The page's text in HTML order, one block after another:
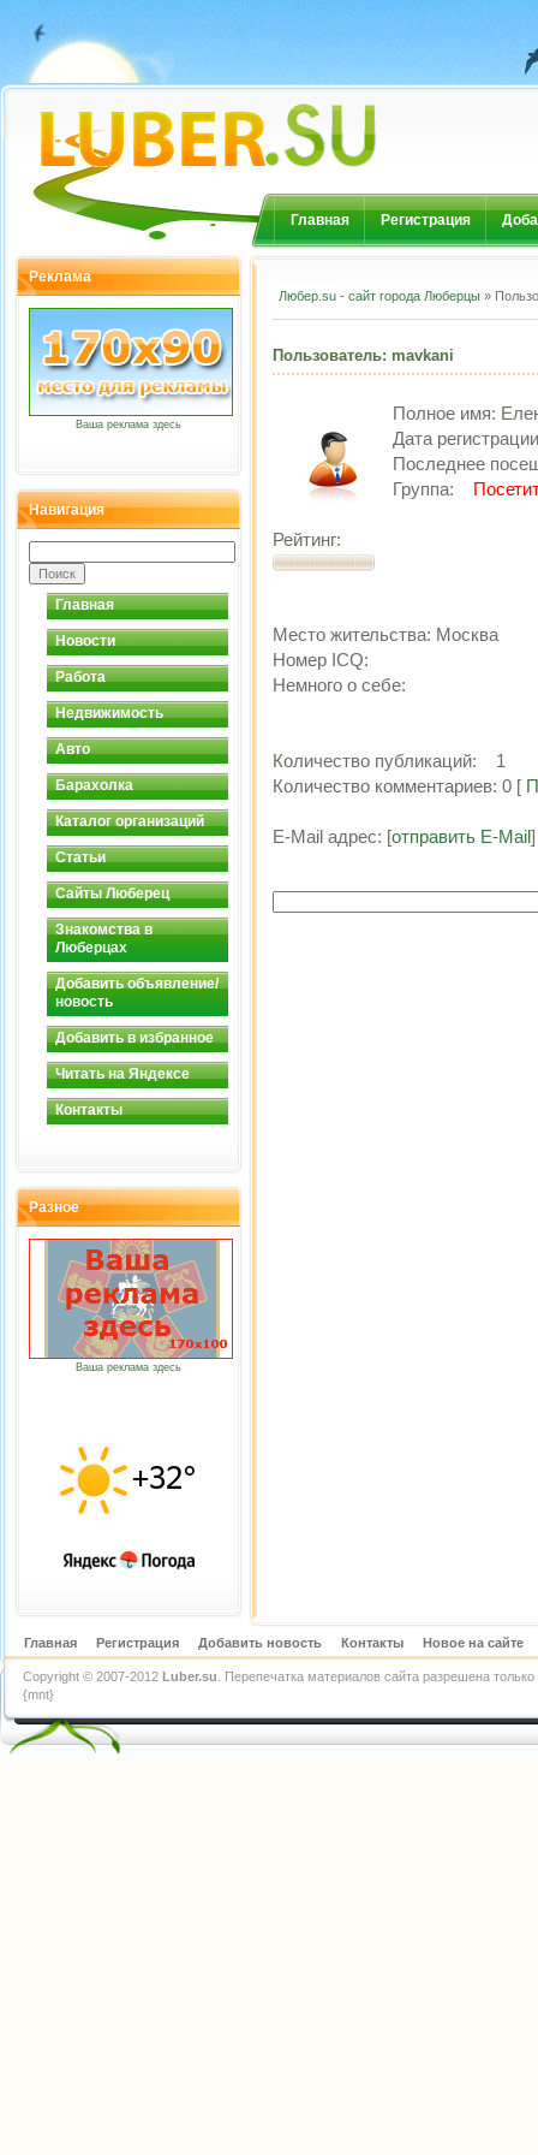
Главная Регистрация
Реклама
Ваша реклама здесь
Навигация
Главная
Новости
Работа
Недвижимость
Авто
Барахолка
Каталог организаций
Статьи
Сайты Люберец
Знакомства в
Люберцах
Добавить объявление/
новость
Добавить в избранное
Читать на Яндексе
Контакты
Разное
Ваша реклама здесь
Любер.su - сайт города Люберцы »
Пользователь: mavkani
Полное имя:
Дата
Последнее
Группа:
Рейтинг:
Место жительства: Москва
Номер ICQ:
Немного о себе:
Количество публикаций: 1
Количество комментариев: 0 [
E-Mail адрес: [отправить E-Mail]
Главная Регистрация Добавить новость Контакты Новое на сайте
Copyright © 2007-2012 Luber.su . Перепечатка материалов сайта разрешена
{mnt}